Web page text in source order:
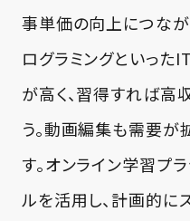
事単価の向上につなが
ログラミングといった
が高く、習得すれば高
う。動画編集も需要
す。オンライン学習プ
ルを活用し、計画的に